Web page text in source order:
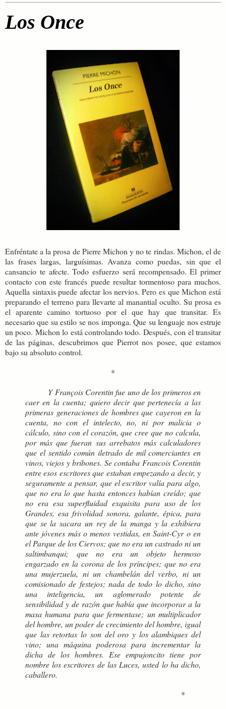
Los Once
Enfréntate a la prosa de Pierre Michon y no te rindas. Michon, el de
las frases largas, larguísimas. Avanza como puedas, sin que el
cansancio te afecte. Todo esfuerzo será recompensado. El primer
contacto con este francés puede resultar tormentoso para muchos.
Aquella sintaxis puede afectar los nervios. Pero es que Michon está
preparando el terreno para llevarte al manantial oculto. Su prosa es
el aparente camino tortuoso por el que hay que transitar. Es
necesario que su estilo se nos imponga. Que su lenguaje nos estruje
un poco. Michon lo está controlando todo. Después, con el transitar
de las páginas, descubrimos que Pierrot nos posee, que estamos
bajo su absoluto control.
*
Y François Corentin fue uno de los primeros en
caer en la cuenta; quiero decir que pertenecía a las
primeras generaciones de hombres que cayeron en la
cuenta, no con el intelecto, no, ni por malicia o
cálculo, sino con el corazón, que cree que no calcula,
por más que fueran sus arrebatos más calculadores
que el sentido común iletrado de mil comerciantes en
vinos, viejos y bribones. Se contaba Francois Corentin
entre esos escritores que estaban empezando a decir, y
seguramente a pensar, que el escritor valía para algo,
que no era lo que hasta entonces habían creído; que
no era esa superfluidad exquisita para uso de los
Grandes, esa frivolidad sonora, galante, épica, para
que se la sacara un rey de la manga y la exhibiera
ante jóvenes más o menos vestidas, en Saint-Cyr o en
el Parque de los Ciervos; que no era un castrado ni un
saltimbanqui; que no era un objeto hermoso
engarzado en la corona de los príncipes; que no era
una mujerzuela, ni un chambelán del verbo, ni un
comisionado de festejos; nada de todo lo dicho, sino
una inteligencia, un aglomerado potente de
sensibilidad y de razón que había que incorporar a la
masa humana para que fermentase; un multiplicador
del hombre, un poder de crecimiento del hombre, igual
que las retortas lo son del oro y los alambiques del
vino; una máquina poderosa para incrementar la
dicha de los hombres. Ese empujoncito tiene por
nombre los escritores de las Luces, usted lo ha dicho,
caballero.
*